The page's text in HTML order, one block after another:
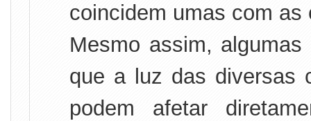
coincidem umas com as
Mesmo assim,
que a luz das diversas
podem afetar